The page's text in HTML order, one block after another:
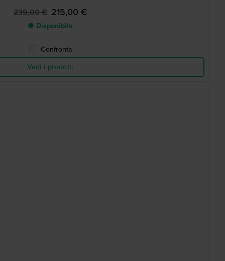
239,00 € 215,00 €
● Disponibile
Confronta
Vedi i prodotti